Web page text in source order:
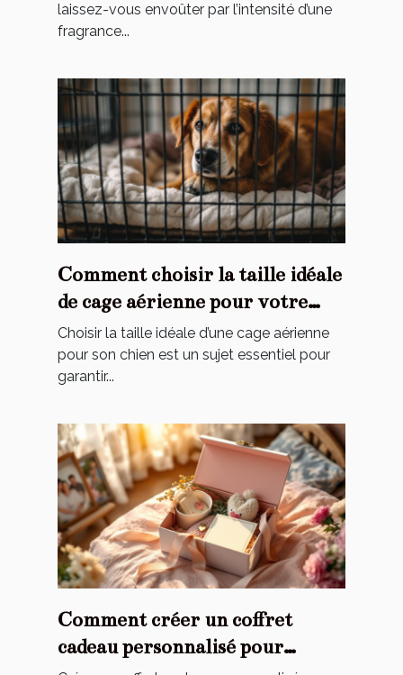
laissez-vous envoûter par l’intensité d’une
fragrance...
Comment choisir la taille idéale
de cage aérienne pour votre
chien ?
Choisir la taille idéale d’une cage aérienne
pour son chien est un sujet essentiel pour
garantir...
Comment créer un coffret
cadeau personnalisé pour